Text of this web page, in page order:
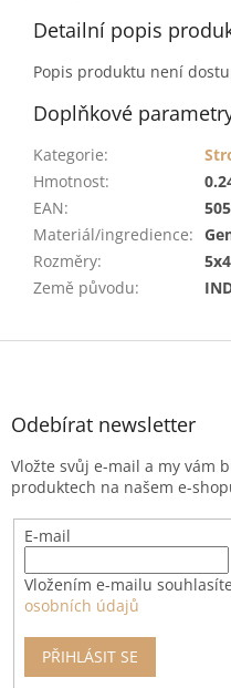
Detailní popis
Popis produktu není
Doplňkové
Kategorie:
Hmotnost:
EAN:
Materiál/ingredience:
Rozměry:
Země původu:
Z
Odebírat newsletter
Vložte svůj e-mail a my vám
produktech na našem e-
E-mail
Vložením e-mailu
osobních údajů
PŘIHLÁSIT SE